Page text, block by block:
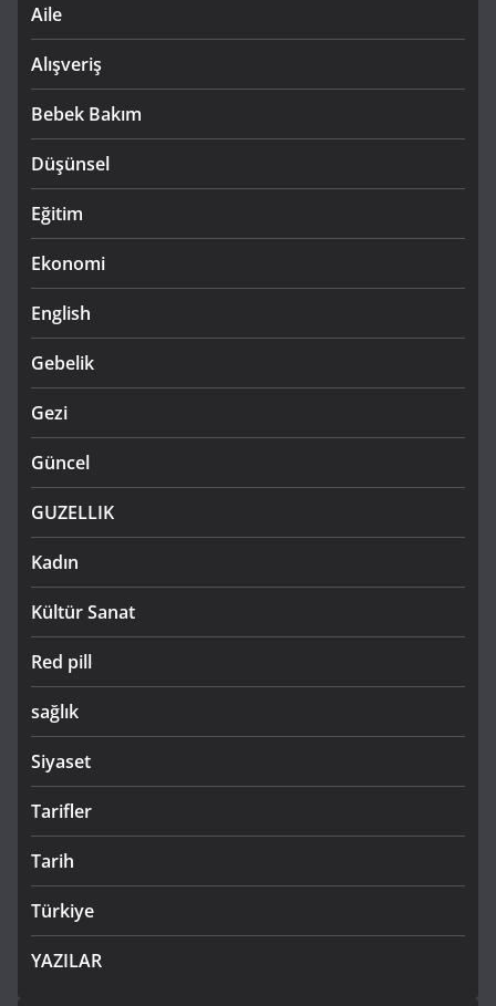
Aile
Alışveriş
Bebek Bakım
Düşünsel
Eğitim
Ekonomi
English
Gebelik
Gezi
Güncel
GUZELLIK
Kadın
Kültür Sanat
Red pill
sağlık
Siyaset
Tarifler
Tarih
Türkiye
YAZILAR